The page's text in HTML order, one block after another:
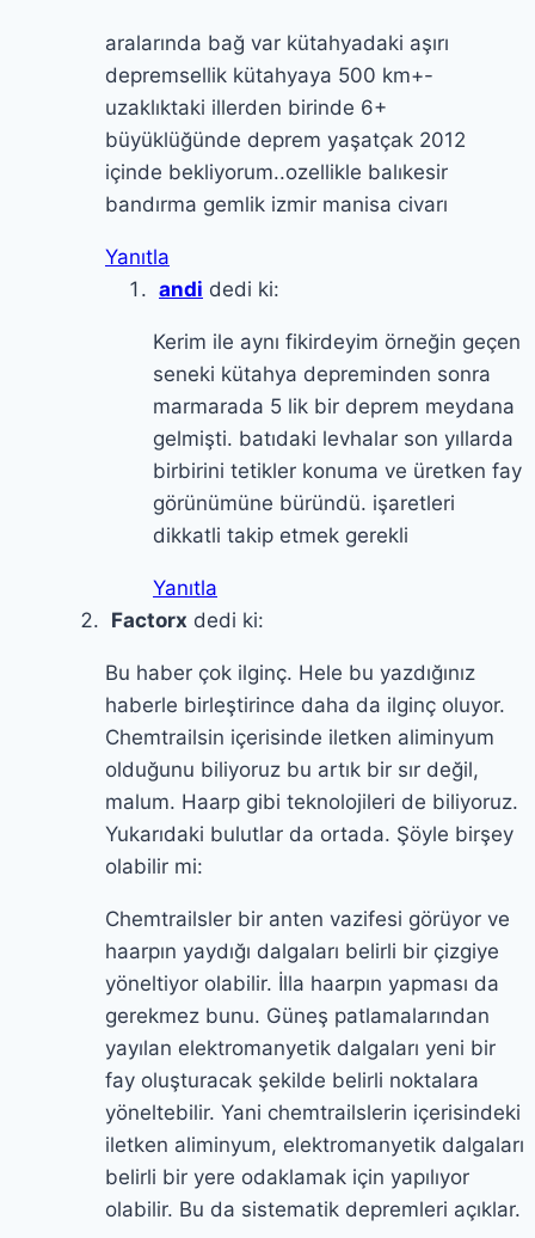
aralarında bağ var kütahyadaki aşırı
depremsellik kütahyaya 500 km+-
uzaklıktaki illerden birinde 6+
büyüklüğünde deprem yaşatçak 2012
içinde bekliyorum..ozellikle balıkesir
bandırma gemlik izmir manisa civarı
Yanıtla
andi dedi ki:
Kerim ile aynı fikirdeyim örneğin geçen
seneki kütahya depreminden sonra
marmarada 5 lik bir deprem meydana
gelmişti. batıdaki levhalar son yıllarda
birbirini tetikler konuma ve üretken fay
görünümüne büründü. işaretleri
dikkatli takip etmek gerekli
Yanıtla
Factorx dedi ki:
Bu haber çok ilginç. Hele bu yazdığınız
haberle birleştirince daha da ilginç oluyor.
Chemtrailsin içerisinde iletken aliminyum
olduğunu biliyoruz bu artık bir sır değil,
malum. Haarp gibi teknolojileri de biliyoruz.
Yukarıdaki bulutlar da ortada. Şöyle birşey
olabilir mi:
Chemtrailsler bir anten vazifesi görüyor ve
haarpın yaydığı dalgaları belirli bir çizgiye
yöneltiyor olabilir. İlla haarpın yapması da
gerekmez bunu. Güneş patlamalarından
yayılan elektromanyetik dalgaları yeni bir
fay oluşturacak şekilde belirli noktalara
yöneltebilir. Yani chemtrailslerin içerisindeki
iletken aliminyum, elektromanyetik dalgaları
belirli bir yere odaklamak için yapılıyor
olabilir. Bu da sistematik depremleri açıklar.